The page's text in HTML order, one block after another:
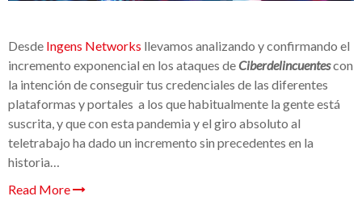
Desde Ingens Networks llevamos analizando y confirmando el
incremento exponencial en los ataques deCiberdelincuentescon
la intención de conseguir tus credenciales de las diferentes
plataformas y portales a los que habitualmente la gente está
suscrita, y que con esta pandemia y el giro absoluto al
teletrabajo ha dado un incremento sin precedentes en la
historia…
Read More